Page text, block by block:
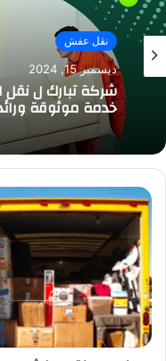
نقل عفش
ديسمبر 15, 2024
شركة تبارك ل
خدمة موثوقة
نقل عفش
ديسمبر 14, 2024
شركة تبارك
خدمات النقل